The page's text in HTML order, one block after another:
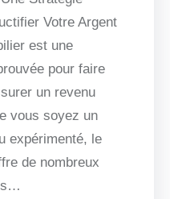
Votre Argent
est une
pour faire
un revenu
vous soyez un
expérimenté, le
de nombreux